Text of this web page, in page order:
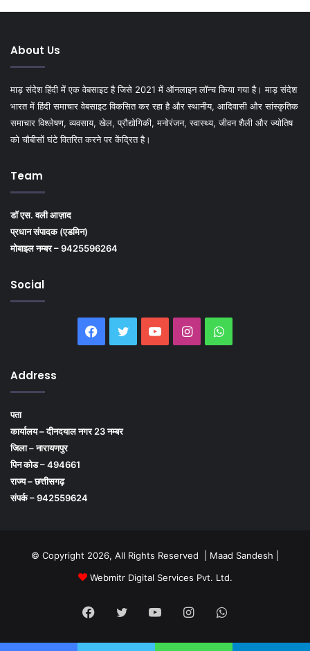
About Us
माड़ संदेश हिंदी में एक वेबसाइट है जिसे 2021 में ऑनलाइन लॉन्च किया गया है। माड़ संदेश
भारत में हिंदी समाचार वेबसाइट विकसित कर रहा है और स्थानीय, आदिवासी और सांस्कृतिक
समाचार विश्लेषण, व्यवसाय, खेल, प्रौद्योगिकी, मनोरंजन, स्वास्थ्य, जीवन शैली और ज्योतिष
को चौबीसों घंटे वितरित करने पर केंद्रित है।
Team
डॉ एस. वली आज़ाद
प्रधान संपादक (एडमिन)
मोबाइल नम्बर – 9425596264
Social
Facebook
TwitterYouTubeInstagramWhatsApp
Address
पता
कार्यालय – दीनदयाल नगर 23 नम्बर
जिला – नारायणपुर
पिन कोड – 494661
राज्य – छत्तीसगढ़
संपर्क – 942559624
© Copyright 2026, All Rights Reserved | Maad Sandesh |
Webmitr Digital Services Pvt. Ltd.
Facebook
TwitterYouTubeInstagramWhatsApp